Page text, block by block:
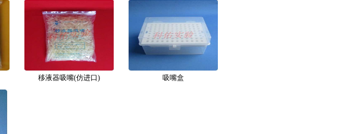
移液器吸嘴(仿进口) 吸嘴盒